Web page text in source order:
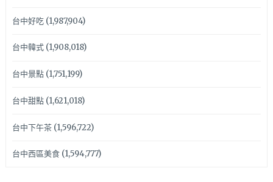
台中好吃(1,987,904)
台中韓式(1,908,018)
台中景點(1,751,199)
台中甜點(1,621,018)
台中下午茶(1,596,722)
台中西區美食(1,594,777)